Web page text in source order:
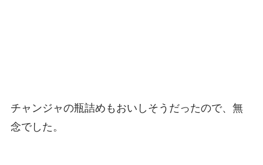
チャンジャの瓶詰めもおいしそうだったので、無
念でした。